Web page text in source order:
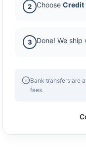
2 Choose Credit
3 Done! We ship
Bank transfers are
fees.